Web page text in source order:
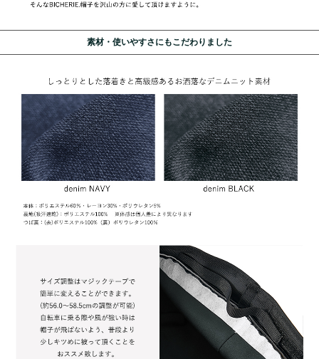
素材・使いやすさにもこだわりました